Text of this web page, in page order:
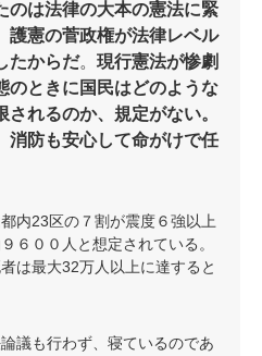
のは法律の大本の憲法に緊
護憲の菅政権が法律レベル
たからだ。 現行憲法が惨劇
のときに国民はどのような
れるのか、規定がない。
消防も安心して命がけで任
内23区の７割が震度６強以上
６００人と想定されている。
は最大32万人以上に達すると
議も行わず、寝ているのであ